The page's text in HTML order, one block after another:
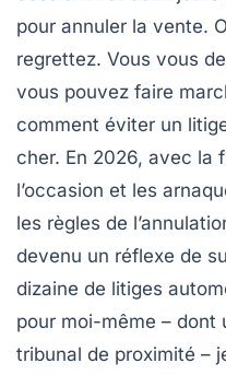
pour annuler la vente.
regrettez. Vous vous
vous pouvez faire
comment éviter un
cher. En 2026, avec la
l’occasion et les
les règles de
devenu un réflexe de
dizaine de litiges
pour moi-même – dont
tribunal de proximité –